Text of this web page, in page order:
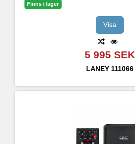
Finns i lager
Visa
5 995 SEK
LANEY 111066